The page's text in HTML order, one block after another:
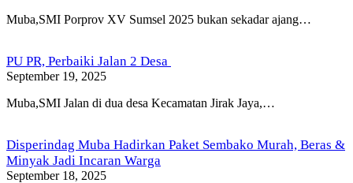
Muba,SMI Porprov XV Sumsel 2025 bukan sekadar ajang…
PU PR, Perbaiki Jalan 2 Desa
September 19, 2025
Muba,SMI Jalan di dua desa Kecamatan Jirak Jaya,…
Disperindag Muba Hadirkan Paket Sembako Murah, Beras &
Minyak Jadi Incaran Warga
September 18, 2025